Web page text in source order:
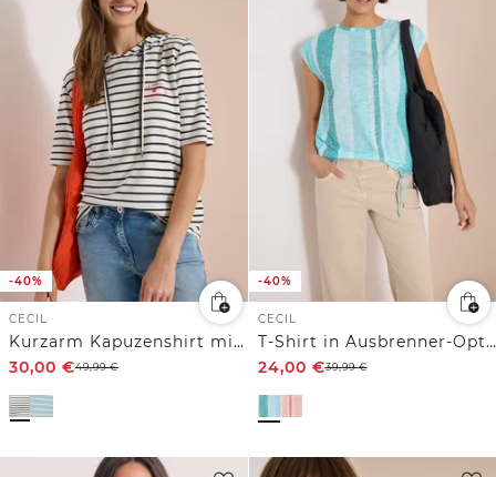
-40%
CECIL
Kurzarm Kapuzenshirt mit Streifen
30,00 €49,99€
-40%
CECIL
T-Shirt in Ausbrenner-Optik
24,00 €39,99€